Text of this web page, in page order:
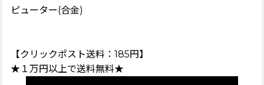
ピューター(合金)
【クリックポスト送料：185円】
★１万円以上で送料無料★